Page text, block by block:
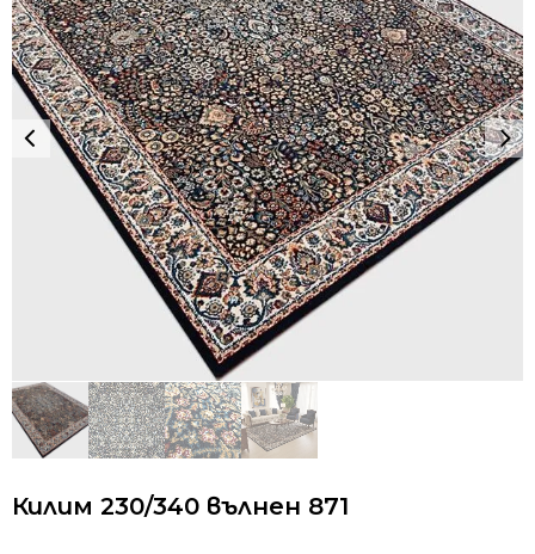
Килим 230/340 вълнен 871